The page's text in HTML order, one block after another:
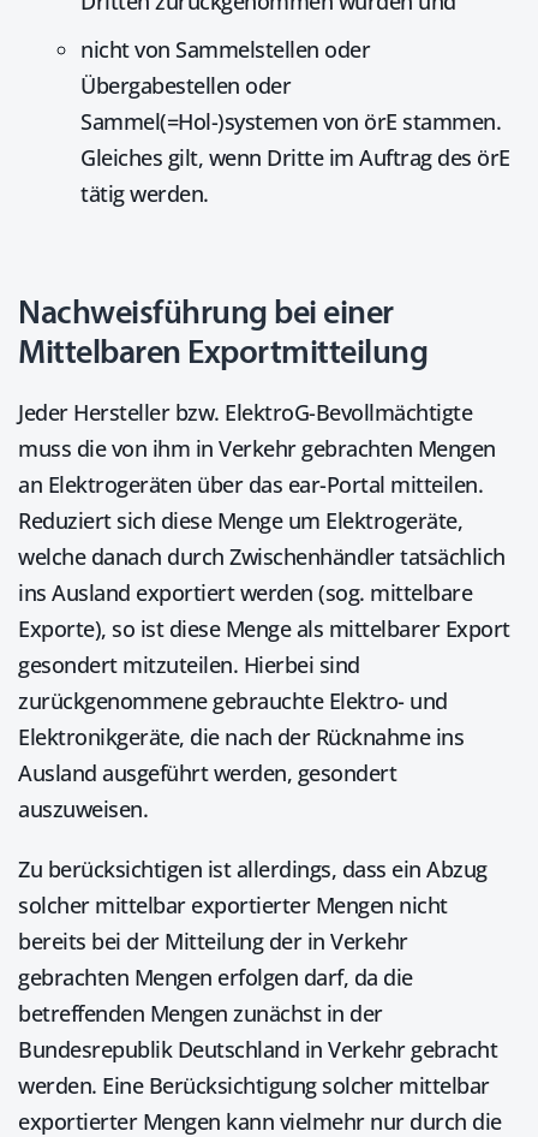
nicht von Sammelstellen oder
Übergabestellen oder
Sammel(=Hol-)systemen von örE stammen.
Gleiches gilt, wenn Dritte im Auftrag des örE
tätig werden.
Nachweisführung bei einer
Mittelbaren Exportmitteilung
Jeder Hersteller bzw. ElektroG-Bevollmächtigte
muss die von ihm in Verkehr gebrachten Mengen
an Elektrogeräten über das ear-Portal mitteilen.
Reduziert sich diese Menge um Elektrogeräte,
welche danach durch Zwischenhändler tatsächlich
ins Ausland exportiert werden (sog. mittelbare
Exporte), so ist diese Menge als mittelbarer Export
gesondert mitzuteilen. Hierbei sind
zurückgenommene gebrauchte Elektro- und
Elektronikgeräte, die nach der Rücknahme ins
Ausland ausgeführt werden, gesondert
auszuweisen.
Zu berücksichtigen ist allerdings, dass ein Abzug
solcher mittelbar exportierter Mengen nicht
bereits bei der Mitteilung der in Verkehr
gebrachten Mengen erfolgen darf, da die
betreffenden Mengen zunächst in der
Bundesrepublik Deutschland in Verkehr gebracht
werden. Eine Berücksichtigung solcher mittelbar
exportierter Mengen kann vielmehr nur durch die